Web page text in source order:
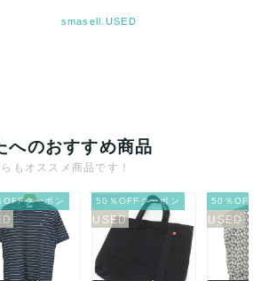
smasell.USED
へのおすすめ商品
もオススメ商品です！
OFFクーポン 50％OFFクーポン 50％